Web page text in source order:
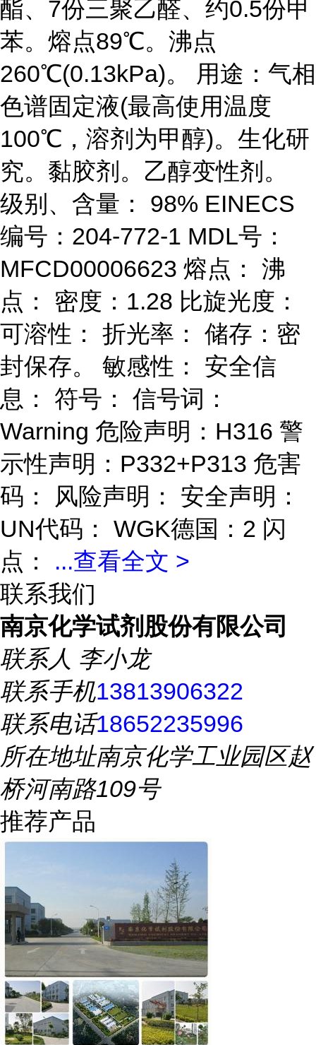
酯、7份三聚乙醛、约0.5份甲
苯。熔点89℃。沸点
260℃(0.13kPa)。 用途：气相
色谱固定液(最高使用温度
100℃，溶剂为甲醇)。生化研
究。黏胶剂。乙醇变性剂。
级别、含量： 98% EINECS
编号：204-772-1 MDL号：
MFCD00006623 熔点： 沸
点： 密度：1.28 比旋光度：
可溶性： 折光率： 储存：密
封保存。 敏感性： 安全信
息： 符号： 信号词：
Warning 危险声明：H316 警
示性声明：P332+P313 危害
码： 风险声明： 安全声明：
UN代码： WGK德国：2 闪
点： ...查看全文 >
联系我们
南京化学试剂股份有限公司
联系人 李小龙
联系手机13813906322
联系电话18652235996
所在地址南京化学工业园区赵
桥河南路109号
推荐产品